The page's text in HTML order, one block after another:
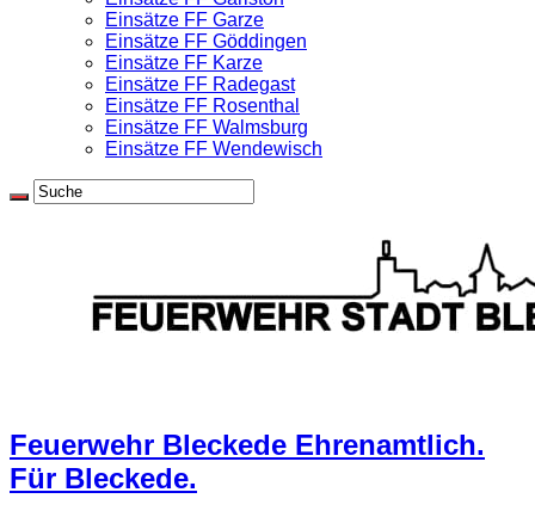
Einsätze FF Garze
Einsätze FF Göddingen
Einsätze FF Karze
Einsätze FF Radegast
Einsätze FF Rosenthal
Einsätze FF Walmsburg
Einsätze FF Wendewisch
Feuerwehr Bleckede Ehrenamtlich.
Für Bleckede.